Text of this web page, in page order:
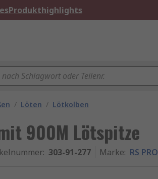
Produkthighlights
/ Löten / Lötkolben
900M Lötspitze
: 303-91-277 Marke: RS PRO